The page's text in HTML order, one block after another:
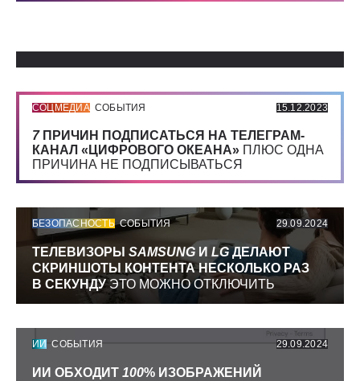
СОЦМЕДИА СОБЫТИЯ 15.12.2023
7 ПРИЧИН ПОДПИСАТЬСЯ НА ТЕЛЕГРАМ-
КАНАЛ «ЦИФРОВОГО ОКЕАНА» ПЛЮС ОДНА
ПРИЧИНА НЕ ПОДПИСЫВАТЬСЯ
БЕЗОПАСНОСТЬ СОБЫТИЯ 29.09.2024
ТЕЛЕВИЗОРЫ SAMSUNG И LGДЕЛАЮТ
СКРИНШОТЫ КОНТЕНТА НЕСКОЛЬКО РАЗ
В СЕКУНДУЭТО МОЖНО ОТКЛЮЧИТЬ
ИИ СОБЫТИЯ 29.09.2024
ИИ ОБХОДИТ 100% ИЗОБРАЖЕНИЙ